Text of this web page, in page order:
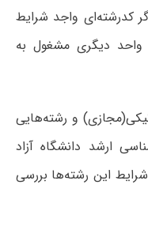
کدرشته‌ای واجد شرایط
واحد دیگری مشغول به
و رشته‌هایی
ارشد دانشگاه آزاد
این رشته‌ها بررسی